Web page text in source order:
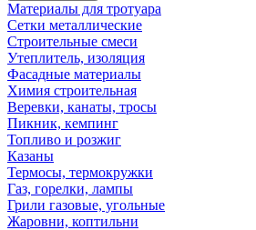
Материалы для тротуара
Сетки металлические
Строительные смеси
Утеплитель, изоляция
Фасадные материалы
Химия строительная
Веревки, канаты, тросы
Пикник, кемпинг
Топливо и розжиг
Казаны
Термосы, термокружки
Газ, горелки, лампы
Грили газовые, угольные
Жаровни, коптильни